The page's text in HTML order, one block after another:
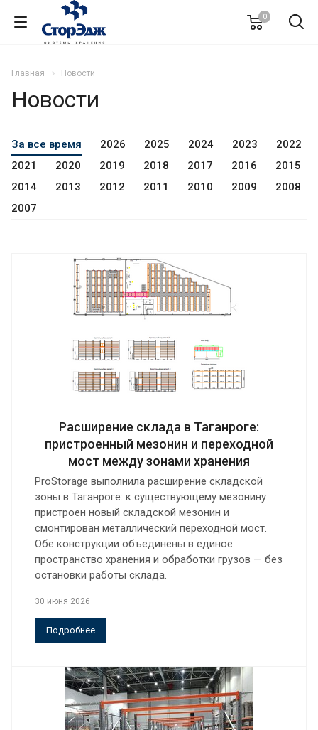
0
Главная Новости
Новости
За все время 2026 2025 2024 2023
2022
2021
2020 2019 2018 2017 2016
2015
2014
2013 2012 2011 2010 2009
2008
2007
Расширение склада в Таганроге:
пристроенный мезонин и переходной
мост между зонами хранения
ProStorage выполнила расширение складской
зоны в Таганроге: к существующему мезонину
пристроен новый складской мезонин и
смонтирован металлический переходной мост.
Обе конструкции объединены в единое
пространство хранения и обработки грузов — без
остановки работы склада.
30 июня 2026
Подробнее